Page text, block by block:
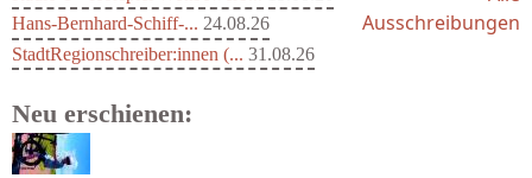
Hans-Bernhard-Schiff-... 24.08.26
StadtRegionschreiber:innen (... 31.08.26
Ausschreibungen
Neu erschienen: